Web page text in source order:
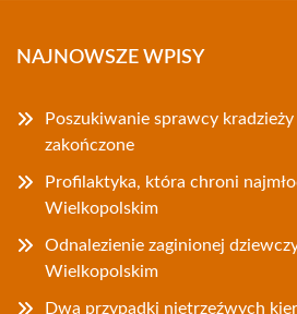
NAJNOWSZE WPISY
Poszukiwanie sprawcy
zakończone
Profilaktyka, która chroni
Wielkopolskim
Odnalezienie zaginionej
Wielkopolskim
Dwa przypadki nietrzeźwych